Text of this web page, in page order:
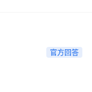
官方回答